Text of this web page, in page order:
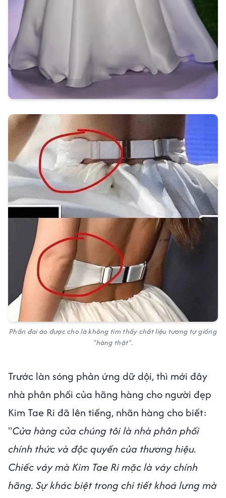
Phần đai áo được cho là không tìm thấy chất liệu tương tự giống
"hàng thật".
Trước làn sóng phản ứng dữ dội, thì mới đây
nhà phân phối của hãng hàng cho người đẹp
Kim Tae Ri đã lên tiếng, nhãn hàng cho biết:
"Cửa hàng của chúng tôi là nhà phân phối
chính thức và độc quyền của thương hiệu.
Chiếc váy mà Kim Tae Ri mặc là váy chính
hãng. Sự khác biệt trong chi tiết khoá lưng mà